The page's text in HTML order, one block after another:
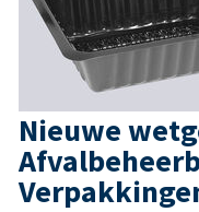
Nieuwe